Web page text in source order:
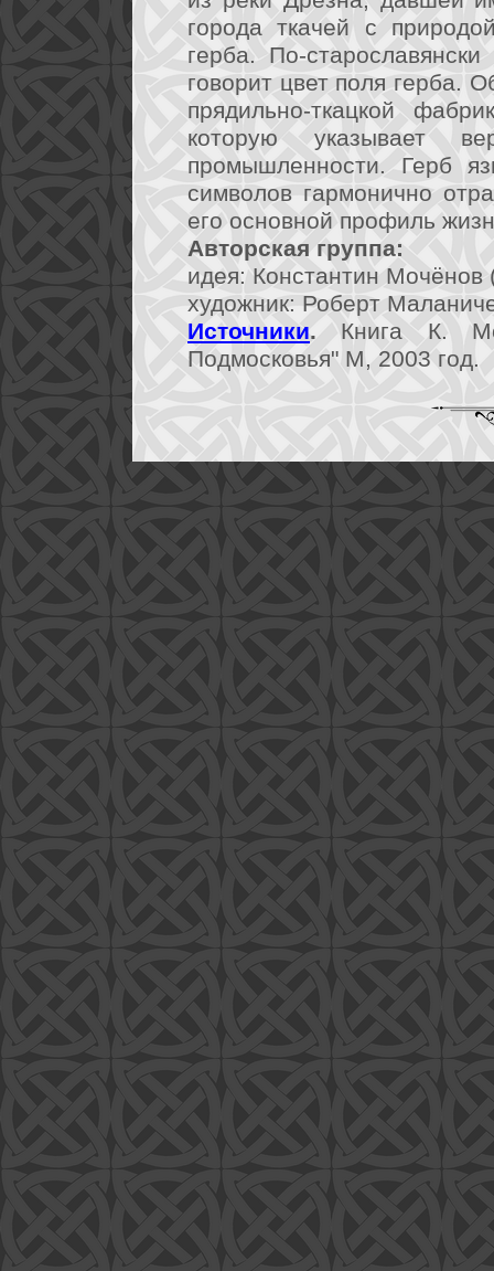
города ткачей с
герба. По-
говорит цвет поля герба.
прядильно-ткацкой
которую указывает
промышленности. Герб
символов гармонично
его основной профиль
Авторская группа:
идея: Константин Мочёнов
художник: Роберт
Источники. Книга К.
Подмосковья" М, 2003 год.